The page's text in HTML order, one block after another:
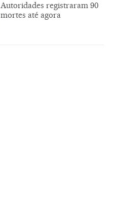
Autoridades registraram 90
mortes até agora